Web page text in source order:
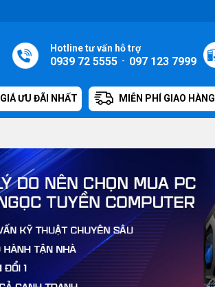
Hotline tư vấn hỗ trợ
0939 72 5555 - 097 123 7999
GIÁ ƯU ĐÃI NHẤT MIỄN PHÍ GIAO HÀNG